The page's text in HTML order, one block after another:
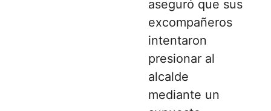
aseguró que sus
excompañeros
intentaron
presionar al
alcalde
mediante un